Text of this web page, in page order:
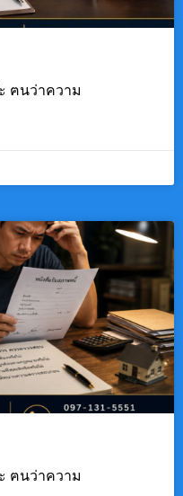
ฅนว่าความ
ฅนว่าความ